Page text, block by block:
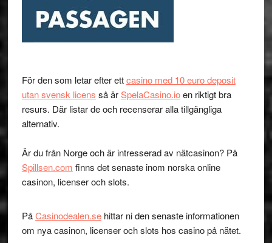
För den som letar efter ettcasino med 10 euro deposit
utan svensk licens så ärSpelaCasino.ioen riktigt bra
resurs. Där listar de och recenserar alla tillgängliga
alternativ.
Är du från Norge och är intresserad av nätcasinon? På
Spillsen.com finns det senaste inom norska online
casinon, licenser och slots.
PåCasinodealen.sehittar ni den senaste informationen
om nya casinon, licenser och slots hos casino på nätet.